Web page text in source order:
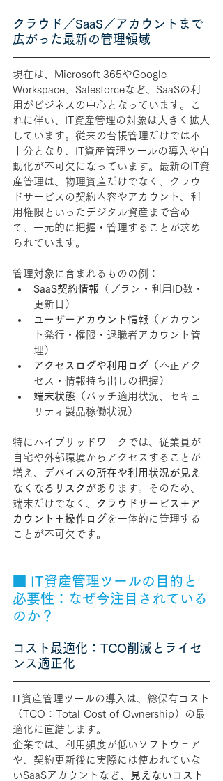
クラウド／SaaS／アカウントまで
広がった最新の管理領域
現在は、Microsoft 365やGoogle
Workspace、Salesforceなど、SaaSの利
用がビジネスの中心となっています。こ
れに伴い、IT資産管理の対象は大きく拡大
しています。従来の台帳管理だけでは不
十分となり、IT資産管理ツールの導入や自
動化が不可欠になっています。最新のIT資
産管理は、物理資産だけでなく、
クラウ
ドサービスの契約内容やアカウント、利
用権限といったデジタル資産まで含め
て、一元的に把握・管理することが求め
られています。
管理対象に含まれるものの例：
SaaS契約情報 （プラン・利用ID数・
更新日）
ユーザーアカウント情報 （アカウン
ト発行・権限・退職者アカウント管
理）
アクセスログや利用ログ （不正アク
セス・情報持ち出しの把握）
端末状態 （パッチ適用状況、セキュ
リティ製品稼働状況）
特にハイブリッドワークでは、従業員が
自宅や外部環境からアクセスすることが
増え、
デバイスの所在や利用状況が見え
なくなるリスク があります。そのため、
端末だけでなく、
クラウドサービス＋ア
カウント＋操作ログを一体的に管理する
ことが不可欠です。
■ IT資産管理ツールの目的と
必要性：なぜ今注目されている
のか？
コスト最適化：TCO削減とライセ
ンス適正化
IT資産管理ツールの導入は、総保有コスト
（TCO：Total Cost of Ownership）の最
適化に直結します。
企業では、利用頻度が低いソフトウェア
や、契約更新後に実際には使われていな
いSaaSアカウントなど、
見えないコスト